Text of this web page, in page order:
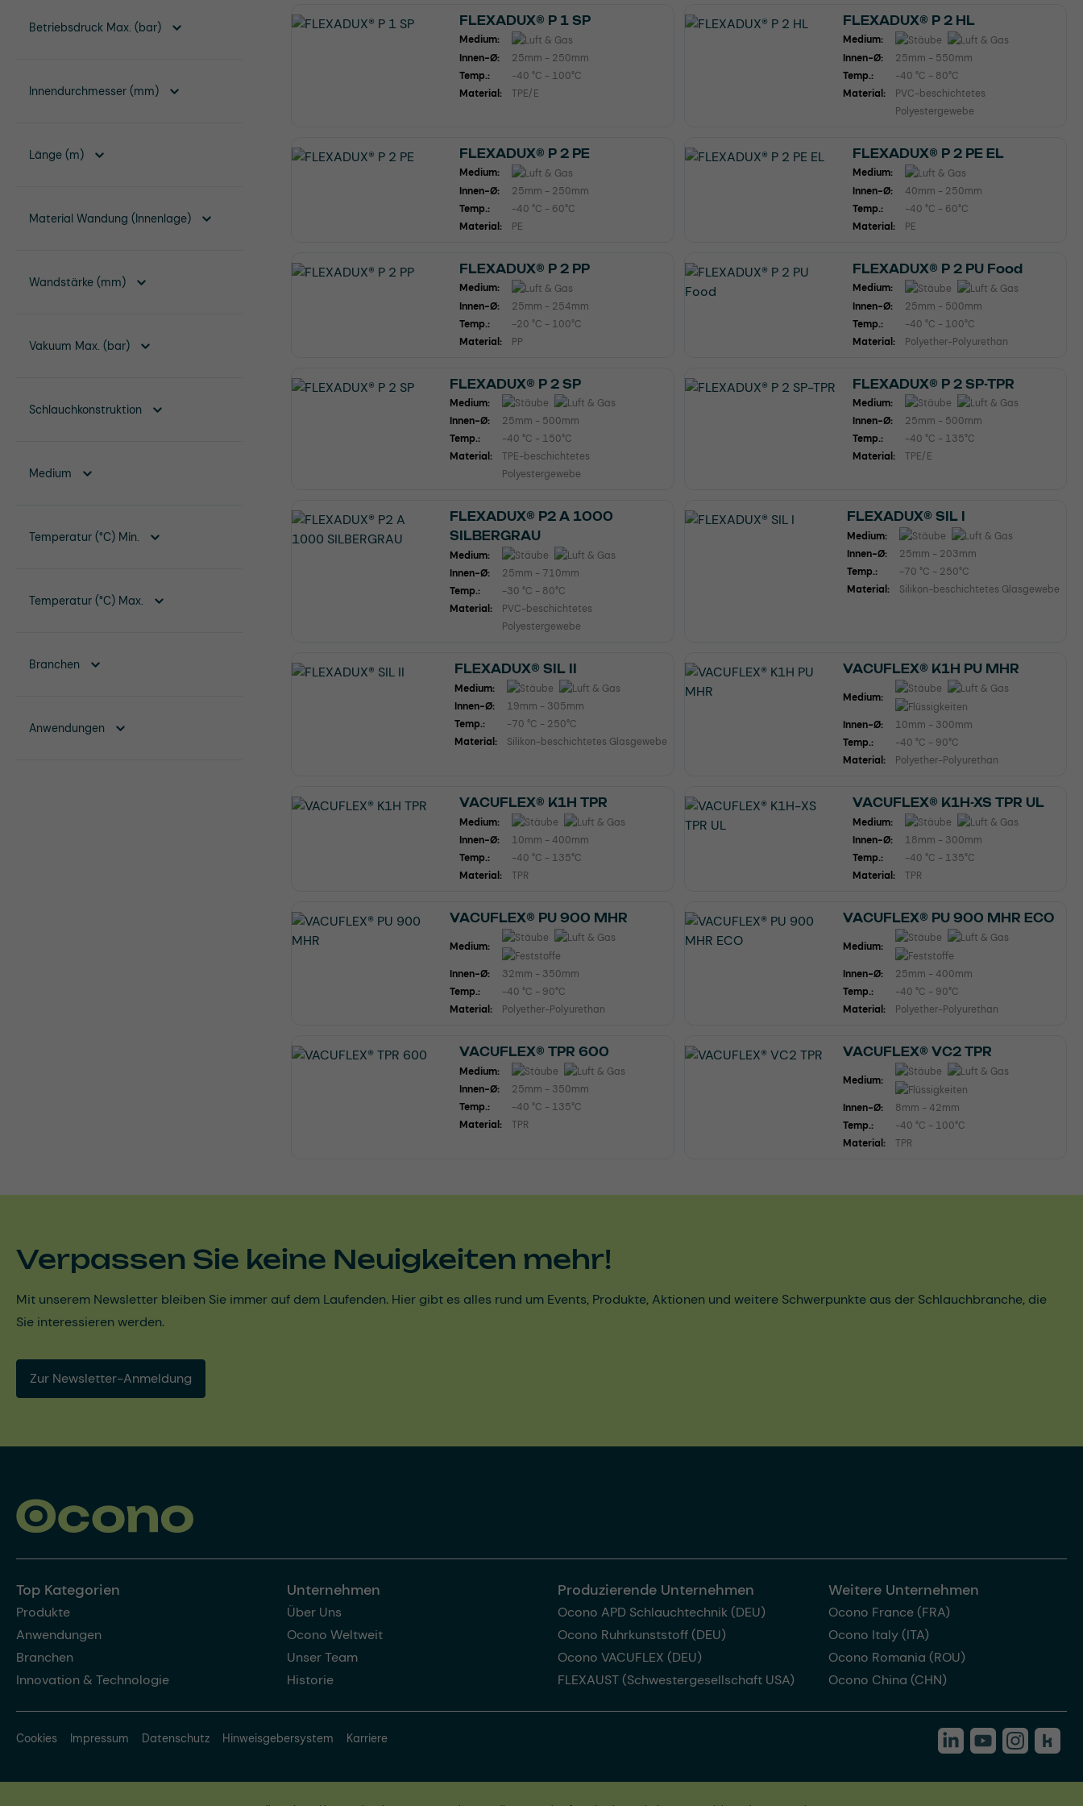
Betriebsdruck Max. (bar)
Innendurchmesser (mm)
Länge (m)
Material Wandung (Innenlage)
Wandstärke (mm)
Vakuum Max. (bar)
Schlauchkonstruktion
Medium
Temperatur (°C) Min.
Temperatur (°C) Max.
Branchen
Anwendungen
FLEXADUX® P 1 SP
Medium:
Innen-Ø:
25mm - 250mm
Temp.:
-40 °C - 100°C
Material:
TPE/E
FLEXADUX® P 2 HL
Medium:
Innen-Ø:
25mm - 550mm
Temp.:
-40 °C - 80°C
Material:
PVC-beschichtetes
Polyestergewebe
FLEXADUX® P 2 PE
Medium:
Innen-Ø:
25mm - 250mm
Temp.:
-40 °C - 60°C
Material:
PE
FLEXADUX® P 2 PE EL
Medium:
Innen-Ø:
40mm - 250mm
Temp.:
-40 °C - 60°C
Material:
PE
FLEXADUX® P 2 PP
Medium:
Innen-Ø:
25mm - 254mm
Temp.:
-20 °C - 100°C
Material:
PP
FLEXADUX® P 2 PU Food
Medium:
Innen-Ø:
25mm - 500mm
Temp.:
-40 °C - 100°C
Material:
Polyether-Polyurethan
FLEXADUX® P 2 SP
Medium:
Innen-Ø:
25mm - 500mm
Temp.:
-40 °C - 150°C
Material:
TPE-beschichtetes
Polyestergewebe
FLEXADUX® P 2 SP-TPR
Medium:
Innen-Ø:
25mm - 500mm
Temp.:
-40 °C - 135°C
Material:
TPE/E
FLEXADUX® P2 A 1000
SILBERGRAU
Medium:
Innen-Ø:
25mm - 710mm
Temp.:
-30 °C - 80°C
Material:
PVC-beschichtetes
Polyestergewebe
FLEXADUX® SIL I
Medium:
Innen-Ø:
25mm - 203mm
Temp.:
-70 °C - 250°C
Material:
Silikon-beschichtetes Glasgewebe
FLEXADUX® SIL II
Medium:
Innen-Ø:
19mm - 305mm
Temp.:
-70 °C - 250°C
Material:
Silikon-beschichtetes Glasgewebe
VACUFLEX® K1H PU MHR
Medium:
Innen-Ø:
10mm - 300mm
Temp.:
-40 °C - 90°C
Material:
Polyether-Polyurethan
VACUFLEX® K1H TPR
Medium:
Innen-Ø:
10mm - 400mm
Temp.:
-40 °C - 135°C
Material:
TPR
VACUFLEX® K1H-XS TPR UL
Medium:
Innen-Ø:
18mm - 300mm
Temp.:
-40 °C - 135°C
Material:
TPR
VACUFLEX® PU 900 MHR
Medium:
Innen-Ø:
32mm - 350mm
Temp.:
-40 °C - 90°C
Material:
Polyether-Polyurethan
VACUFLEX® PU 900 MHR ECO
Medium:
Innen-Ø:
25mm - 400mm
Temp.:
-40 °C - 90°C
Material:
Polyether-Polyurethan
VACUFLEX® TPR 600
Medium:
Innen-Ø:
25mm - 350mm
Temp.:
-40 °C - 135°C
Material:
TPR
VACUFLEX® VC2 TPR
Medium:
Innen-Ø:
8mm - 42mm
Temp.:
-40 °C - 100°C
Material:
TPR
Verpassen Sie keine Neuigkeiten mehr!
Mit unserem Newsletter bleiben Sie immer auf dem Laufenden. Hier gibt es alles rund um Events, Produkte, Aktionen und weitere Schwerpunkte aus der Schlauchbranche, die
Sie interessieren werden.
Zur Newsletter-Anmeldung
Top Kategorien
Produkte
Anwendungen
Branchen
Innovation & Technologie
Unternehmen
Über Uns
Ocono Weltweit
Unser Team
Historie
Produzierende Unternehmen
Ocono APD Schlauchtechnik (DEU)
Ocono Ruhrkunststoff (DEU)
Ocono VACUFLEX (DEU)
FLEXAUST (Schwestergesellschaft USA)
Weitere Unternehmen
Ocono France (FRA)
Ocono Italy (ITA)
Ocono Romania (ROU)
Ocono China (CHN)
Cookies Impressum Datenschutz Hinweisgebersystem Karriere